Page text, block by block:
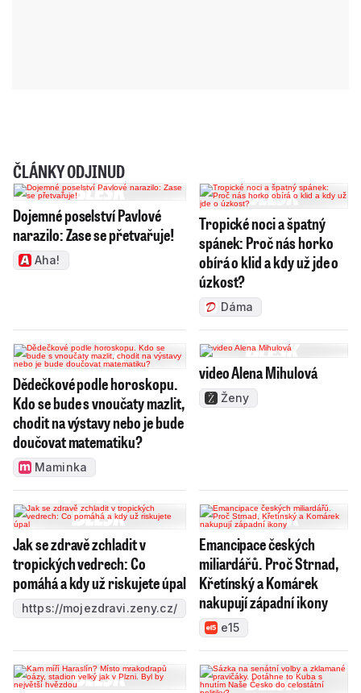
ČLÁNKY ODJINUD
Dojemné poselství Pavlové
narazilo: Zase se přetvařuje!
Aha!
Tropické noci a špatný
spánek: Proč nás horko
obírá o klid a kdy už jde o
úzkost?
Dáma
Dědečkové podle horoskopu.
Kdo se bude s vnoučaty mazlit,
chodit na výstavy nebo je bude
doučovat matematiku?
Maminka
video Alena Mihulová
Ženy
Jak se zdravě zchladit v
tropických vedrech: Co
pomáhá a kdy už riskujete úpal
https://mojezdravi.zeny.cz/
Emancipace českých
miliardářů. Proč Strnad,
Křetínský a Komárek
nakupují západní ikony
e15